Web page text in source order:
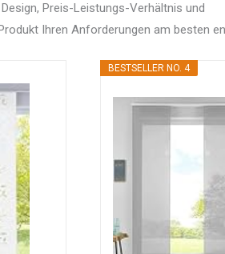
Preis-Leistungs-Verhältnis und
Ihren Anforderungen am besten
BESTSELLER NO. 4